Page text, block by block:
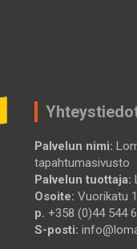
Palvelun nimi:
tapahtumasivusto
Palvelun tuottaja:
Osoite: Vuorikatu
p. +358 (0)44 544
S-posti: